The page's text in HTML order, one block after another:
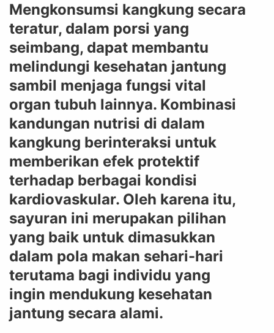
Mengkonsumsi kangkung secara
teratur, dalam porsi yang
seimbang, dapat membantu
melindungi kesehatan jantung
sambil menjaga fungsi vital
organ tubuh lainnya. Kombinasi
kandungan nutrisi di dalam
kangkung berinteraksi untuk
memberikan efek protektif
terhadap berbagai kondisi
kardiovaskular. Oleh karena itu,
sayuran ini merupakan pilihan
yang baik untuk dimasukkan
dalam pola makan sehari-hari
terutama bagi individu yang
ingin mendukung kesehatan
jantung secara alami.